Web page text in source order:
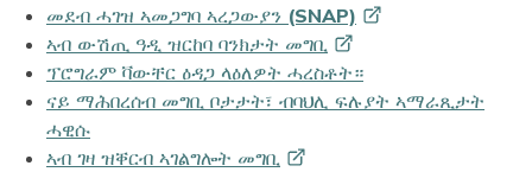
መደብ ሓገዝ ኣመጋግባ ኣረጋውያን (SNAP)
ኣብ ውሽጢ ዓዲ ዝርከባ ባንክታት መግቢ
ፕሮግራም ቫውቸር ዕዳጋ ላዕለዎት ሓረስቶት።
ናይ ማሕበረሰብ መግቢ ቦታታት፣ ብባህሊ ፍሉያት ኣማራጺታት
ሓዊሱ
ኣብ ገዛ ዝቐርብ ኣገልግሎት መግቢ